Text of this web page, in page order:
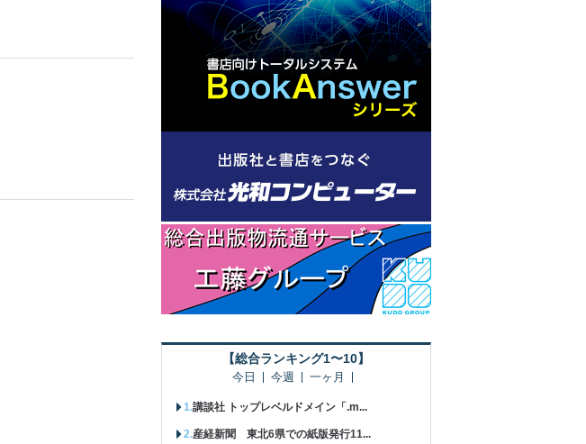
【総合ランキング1〜10】
今日 今週 一ヶ月
講談社 トップレベルドメイン「.m...
産経新聞 東北6県での紙版発行11...